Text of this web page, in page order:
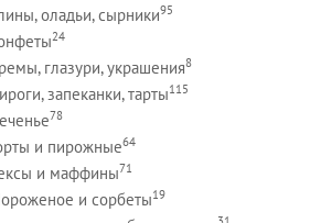
оладьи, сырники95
24
глазури, украшения8
запеканки, тарты115
78
и пирожные64
и маффины71
и сорбеты19